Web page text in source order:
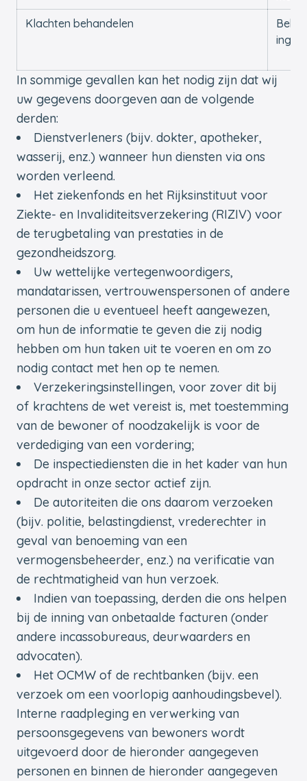
Klachten behandelen
In sommige gevallen kan het nodig zijn dat wij
uw gegevens doorgeven aan de volgende
derden:
Dienstverleners (bijv. dokter, apotheker,
wasserij, enz.) wanneer hun diensten via ons
worden verleend.
Het ziekenfonds en het Rijksinstituut voor
Ziekte- en Invaliditeitsverzekering (RIZIV) voor
de terugbetaling van prestaties in de
gezondheidszorg.
Uw wettelijke vertegenwoordigers,
mandatarissen, vertrouwenspersonen of andere
personen die u eventueel heeft aangewezen,
om hun de informatie te geven die zij nodig
hebben om hun taken uit te voeren en om zo
nodig contact met hen op te nemen.
Verzekeringsinstellingen, voor zover dit bij
of krachtens de wet vereist is, met toestemming
van de bewoner of noodzakelijk is voor de
verdediging van een vordering;
De inspectiediensten die in het kader van hun
opdracht in onze sector actief zijn.
De autoriteiten die ons daarom verzoeken
(bijv. politie, belastingdienst, vrederechter in
geval van benoeming van een
vermogensbeheerder, enz.) na verificatie van
de rechtmatigheid van hun verzoek.
Indien van toepassing, derden die ons helpen
bij de inning van onbetaalde facturen (onder
andere incassobureaus, deurwaarders en
advocaten).
Het OCMW of de rechtbanken (bijv. een
verzoek om een voorlopig aanhoudingsbevel).
Interne raadpleging en verwerking van
persoonsgegevens van bewoners wordt
uitgevoerd door de hieronder aangegeven
personen en binnen de hieronder aangegeven